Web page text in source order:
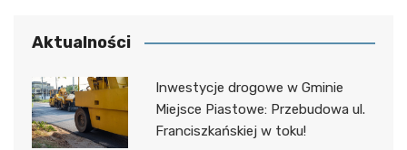
Aktualności
Inwestycje drogowe w Gminie
Miejsce Piastowe: Przebudowa ul.
Franciszkańskiej w toku!